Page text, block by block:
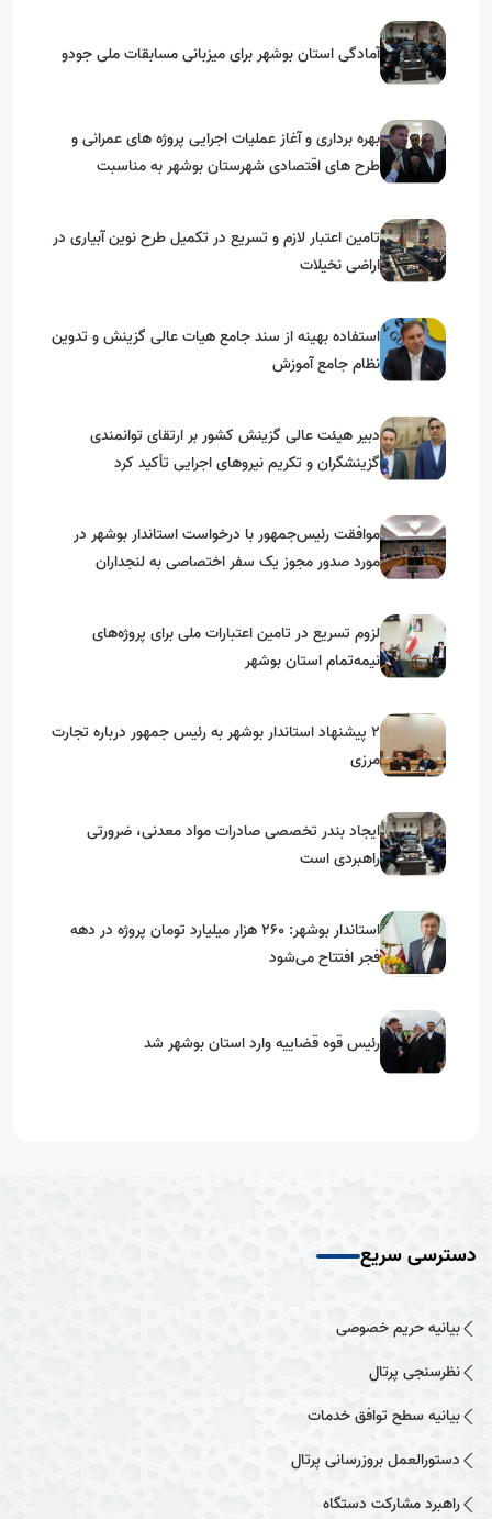
آمادگی استان بوشهر برای میزبانی مسابقات ملی جودو
بهره برداری و آغاز عملیات اجرایی پروژه های عمرانی و
طرح های اقتصادی شهرستان بوشهر به مناسبت
تامین اعتبار لازم و تسریع در تکمیل طرح نوین آبیاری در
اراضی نخیلات
استفاده بهینه از سند جامع هیات عالی گزینش و‌ تدوین
نظام جامع آموزش
دبیر هیئت عالی گزینش کشور بر ارتقای توانمندی
گزینشگران و تکریم نیروهای اجرایی تأکید کرد
موافقت رئیس‌جمهور با درخواست استاندار بوشهر در
مورد صدور مجوز یک سفر اختصاصی به لنجداران
لزوم تسریع در تامین اعتبارات ملی برای پروژه‌های
نیمه‌تمام استان بوشهر
۲ پیشنهاد استاندار بوشهر به رئیس جمهور درباره تجارت
مرزی
ایجاد بندر تخصصی صادرات مواد معدنی، ضرورتی
راهبردی است
استاندار بوشهر: ۲۶۰ هزار میلیارد تومان پروژه در دهه
فجر افتتاح می‌شود
رئیس قوه قضاییه وارد استان بوشهر شد
دسترسی سریع
بیانیه حریم خصوصی
نظرسنجی پرتال
بیانیه سطح توافق خدمات
دستورالعمل بروزرسانی پرتال
راهبرد مشارکت دستگاه